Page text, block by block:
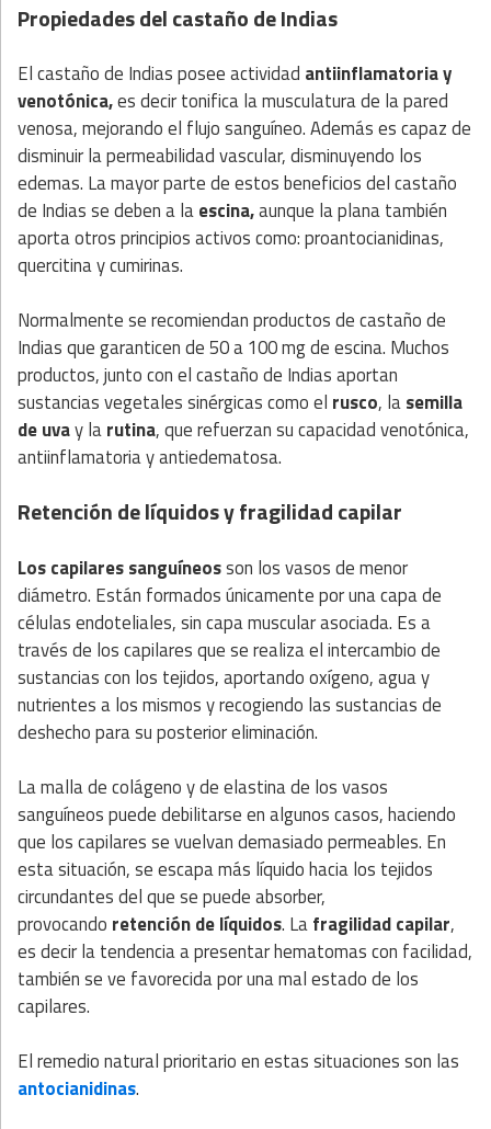
Propiedades del castaño de Indias
El castaño de Indias posee actividad antiinflamatoria y
venotónica,es decir tonifica la musculatura de la pared
venosa, mejorando el flujo sanguíneo. Además es capaz de
disminuir la permeabilidad vascular, disminuyendo los
edemas. La mayor parte de estos beneficios del castaño
de Indias se deben a laescina,aunque la plana también
aporta otros principios activos como: proantocianidinas,
quercitina y cumirinas.
Normalmente se recomiendan productos de castaño de
Indias que garanticen de 50 a 100 mg de escina. Muchos
productos, junto con el castaño de Indias aportan
sustancias vegetales sinérgicas como el rusco, lasemilla
de uvay larutina, que refuerzan su capacidad venotónica,
antiinflamatoria y antiedematosa.
Retención de líquidos y fragilidad capilar
Los capilares sanguíneosson los vasos de menor
diámetro. Están formados únicamente por una capa de
células endoteliales, sin capa muscular asociada. Es a
través de los capilares que se realiza el intercambio de
sustancias con los tejidos, aportando oxígeno, agua y
nutrientes a los mismos y recogiendo las sustancias de
deshecho para su posterior eliminación.
La malla de colágeno y de elastina de los vasos
sanguíneos puede debilitarse en algunos casos, haciendo
que los capilares se vuelvan demasiado permeables. En
esta situación, se escapa más líquido hacia los tejidos
circundantes del que se puede absorber,
provocando retención de líquidos. Lafragilidad capilar,
es decir la tendencia a presentar hematomas con facilidad,
también se ve favorecida por una mal estado de los
capilares.
El remedio natural prioritario en estas situaciones son las
antocianidinas.